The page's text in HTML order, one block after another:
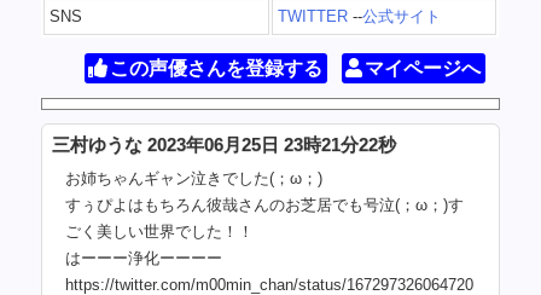
SNS TWITTER --公式サイト
この声優さんを登録する マイページへ
三村ゆうな 2023年06月25日 23時21分22秒
お姉ちゃんギャン泣きでした(；ω；)
すぅぴよはもちろん彼哉さんのお芝居でも号泣(；ω；)す
ごく美しい世界でした！！
はーーー浄化ーーーー
https://twitter.com/m00min_chan/status/167297326064720